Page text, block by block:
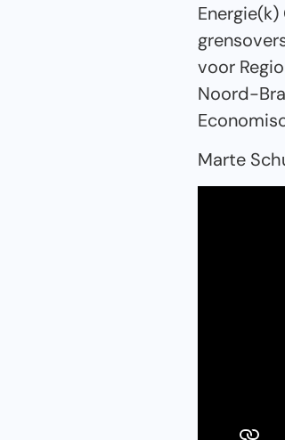
voor
Noord-
Marte